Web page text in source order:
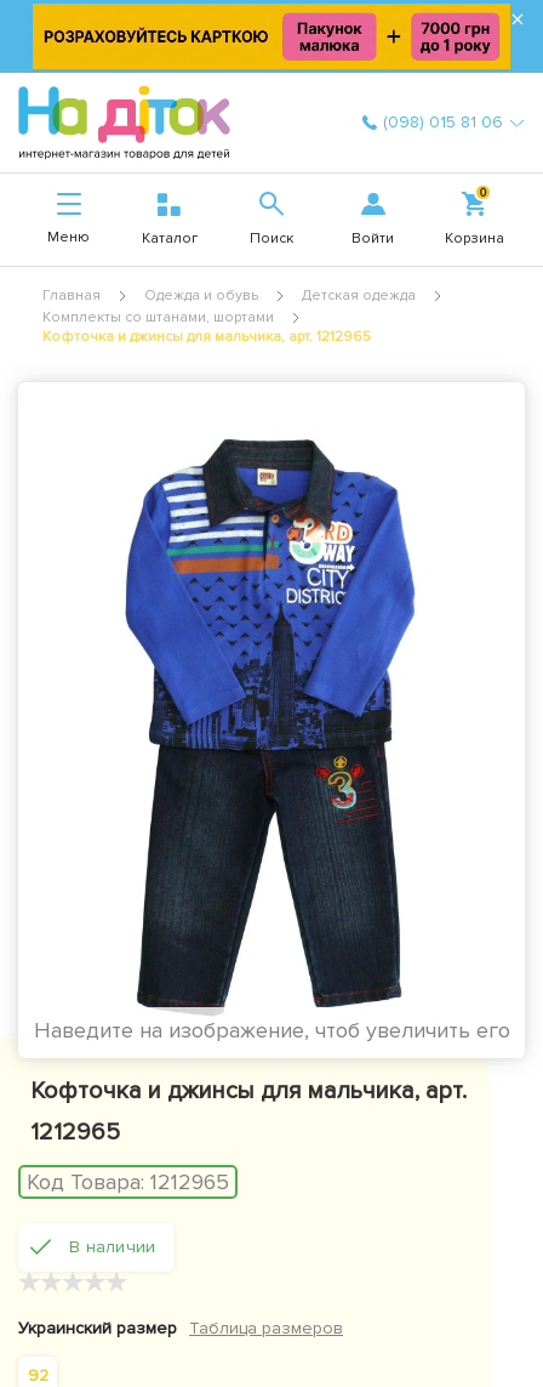
×
(098) 015 81 06
Меню Каталог Поиск Войти
0
Корзина
Главная Одежда и обувь
Детская одежда
Комплекты со штанами, шортами
Кофточка и джинсы для мальчика, арт. 1212965
Наведите на изображение, чтоб увеличить его
Кофточка и джинсы для мальчика, арт.
1212965
Код Товара: 1212965
В наличии
★★★★★
Украинский размер Таблица размеров
92